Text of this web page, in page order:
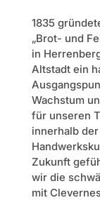
1835
„Brot- und
in
Altstadt ein
Wachstum
für unseren
innerhalb
Zukunft
wir die
mit